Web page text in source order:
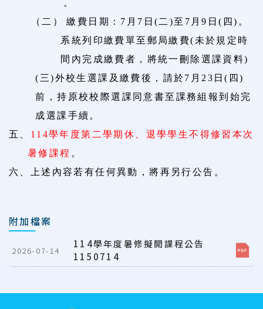
。
（二）
繳費日期： 7 月 7 日( 二 )至 7 月9 日( 四) 。
系統列印繳費單至郵局繳費( 未於規定時
間內完成繳費者，將統一刪除選課資料)
( 三)外校生選課及繳費後，請於7 月 23 日( 四)
前，持原校校際選課同意書至課務組報到始完
成選課手續。
五、 114學年度第二學期休、退學學生不得修習本次
暑修課程 。
六、
上述內容若有任何異動，將再另行公告。
附加檔案
2026-07-14
114學年度暑修擬開課程公告
1150714